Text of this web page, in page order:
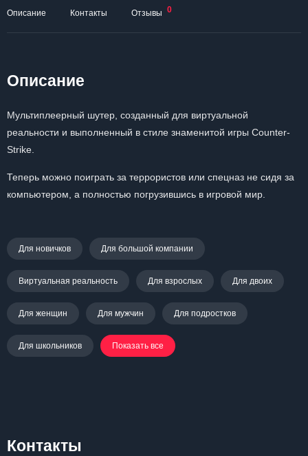
Описание Контакты Отзывы 0
Описание
Мультиплеерный шутер, созданный для виртуальной
реальности и выполненный в стиле знаменитой игры Counter-
Strike.
Теперь можно поиграть за террористов или спецназ не сидя за
компьютером, а полностью погрузившись в игровой мир.
Для новичков Для большой компании
Виртуальная реальность Для взрослых Для двоих
Для женщин Для мужчин Для подростков
Для школьников Показать все
Контакты